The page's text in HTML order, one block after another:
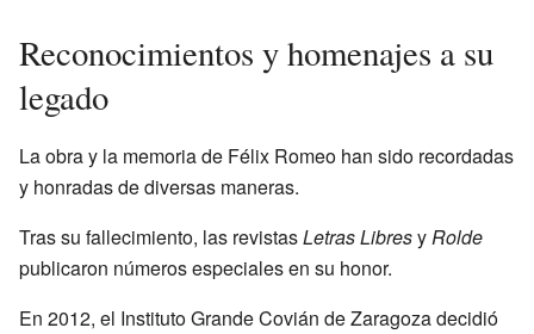
Reconocimientos y homenajes a su
legado
La obra y la memoria de Félix Romeo han sido recordadas
y honradas de diversas maneras.
Tras su fallecimiento, las revistasLetras LibresyRolde
publicaron números especiales en su honor.
En 2012, el Instituto Grande Covián de Zaragoza decidió